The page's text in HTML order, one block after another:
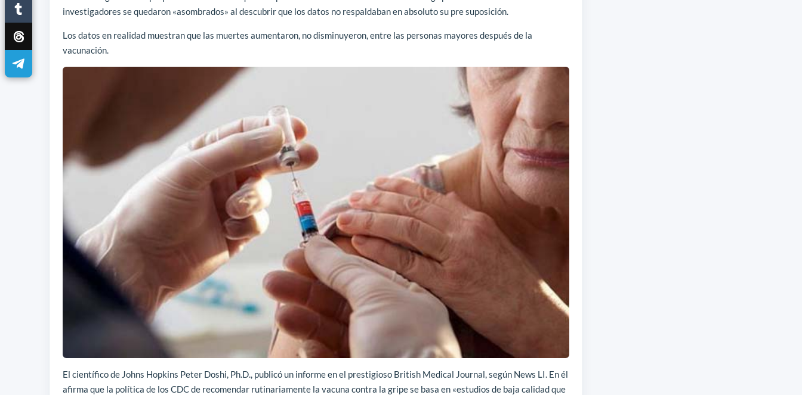
investigadores se quedaron «asombrados» al descubrir que los datos no respaldaban en absoluto su pre suposición.
Los datos en realidad muestran que las muertes aumentaron, no disminuyeron, entre las personas mayores después de la
vacunación.
El científico de Johns Hopkins Peter Doshi, Ph.D., publicó un informe en el prestigioso British Medical Journal, según News LI. En él
afirma que la política de los CDC de recomendar rutinariamente la vacuna contra la gripe se basa en «estudios de baja calidad que